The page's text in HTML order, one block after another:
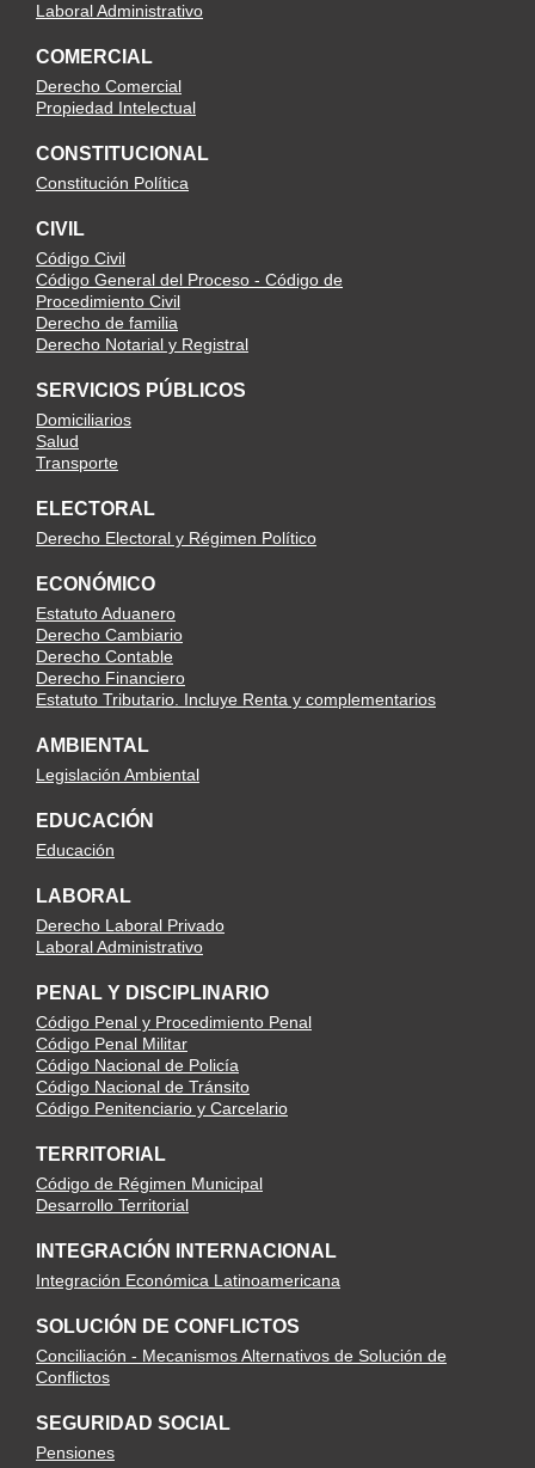
Laboral Administrativo
COMERCIAL
Derecho Comercial
Propiedad Intelectual
CONSTITUCIONAL
Constitución Política
CIVIL
Código Civil
Código General del Proceso - Código de
Procedimiento Civil
Derecho de familia
Derecho Notarial y Registral
SERVICIOS PÚBLICOS
Domiciliarios
Salud
Transporte
ELECTORAL
Derecho Electoral y Régimen Político
ECONÓMICO
Estatuto Aduanero
Derecho Cambiario
Derecho Contable
Derecho Financiero
Estatuto Tributario. Incluye Renta y complementarios
AMBIENTAL
Legislación Ambiental
EDUCACIÓN
Educación
LABORAL
Derecho Laboral Privado
Laboral Administrativo
PENAL Y DISCIPLINARIO
Código Penal y Procedimiento Penal
Código Penal Militar
Código Nacional de Policía
Código Nacional de Tránsito
Código Penitenciario y Carcelario
TERRITORIAL
Código de Régimen Municipal
Desarrollo Territorial
INTEGRACIÓN INTERNACIONAL
Integración Económica Latinoamericana
SOLUCIÓN DE CONFLICTOS
Conciliación - Mecanismos Alternativos de Solución de
Conflictos
SEGURIDAD SOCIAL
Pensiones